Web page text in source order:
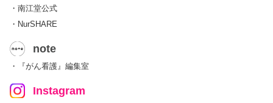
・南江堂公式
・NurSHARE
note
・『がん看護』編集室
Instagram